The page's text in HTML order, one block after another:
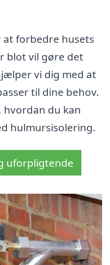
at forbedre husets
blot vil gøre det
vi dig med at
til dine behov.
hvordan du kan
hulmursisolering.
uforpligtende